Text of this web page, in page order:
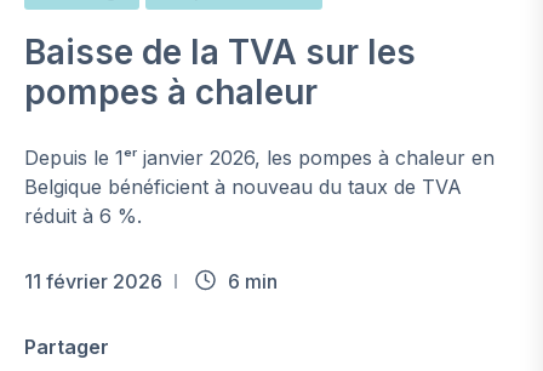
Baisse de la TVA sur les
pompes à chaleur
Depuis le 1ᵉʳ janvier 2026, les pompes à chaleur en
Belgique bénéficient à nouveau du taux de TVA
réduit à 6 %.
11 février 2026 6 min
Partager